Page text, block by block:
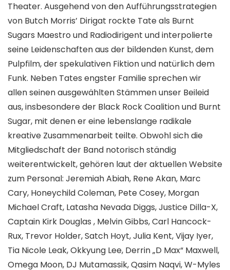
Theater. Ausgehend von den Aufführungsstrategien
von Butch Morris’ Dirigat rockte Tate als Burnt
Sugars Maestro und Radiodirigent und interpolierte
seine Leidenschaften aus der bildenden Kunst, dem
Pulpfilm, der spekulativen Fiktion und natürlich dem
Funk. Neben Tates engster Familie sprechen wir
allen seinen ausgewählten Stämmen unser Beileid
aus, insbesondere der Black Rock Coalition und Burnt
Sugar, mit denen er eine lebenslange radikale
kreative Zusammenarbeit teilte. Obwohl sich die
Mitgliedschaft der Band notorisch ständig
weiterentwickelt, gehören laut der aktuellen Website
zum Personal: Jeremiah Abiah, Rene Akan, Marc
Cary, Honeychild Coleman, Pete Cosey, Morgan
Michael Craft, Latasha Nevada Diggs, Justice Dilla-X,
Captain Kirk Douglas , Melvin Gibbs, Carl Hancock-
Rux, Trevor Holder, Satch Hoyt, Julia Kent, Vijay Iyer,
Tia Nicole Leak, Okkyung Lee, Derrin „D Max“ Maxwell,
Omega Moon, DJ Mutamassik, Qasim Naqvi, W-Myles